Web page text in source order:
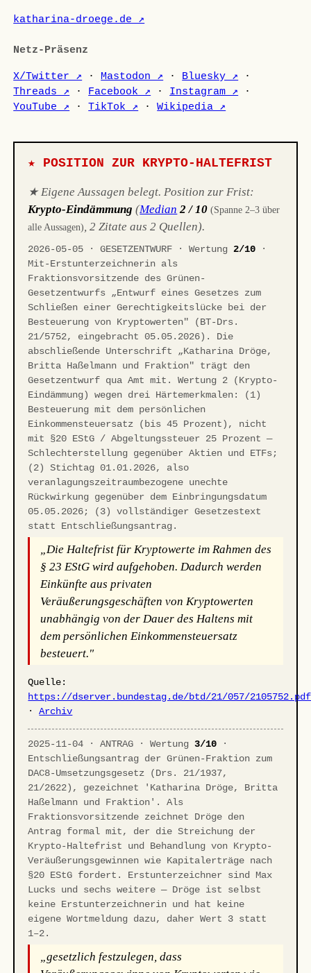
katharina-droege.de ↗
Netz-Präsenz
X/Twitter ↗ · Mastodon ↗ · Bluesky ↗ ·
Threads ↗ · Facebook ↗ · Instagram ↗ ·
YouTube ↗ ·TikTok ↗ ·Wikipedia ↗
★ POSITION ZUR KRYPTO-HALTEFRIST
★ Eigene Aussagen belegt. Position zur Frist:
Krypto-Eindämmung (Median 2 / 10 (Spanne 2–3 über
alle Aussagen), 2 Zitate aus 2 Quellen).
2026-05-05 · GESETZENTWURF · Wertung2/10 ·
Mit-Erstunterzeichnerin als
Fraktionsvorsitzende des Grünen-
Gesetzentwurfs „Entwurf eines Gesetzes zum
Schließen einer Gerechtigkeitslücke bei der
Besteuerung von Kryptowerten" (BT-Drs.
21/5752, eingebracht 05.05.2026). Die
abschließende Unterschrift „Katharina Dröge,
Britta Haßelmann und Fraktion" trägt den
Gesetzentwurf qua Amt mit. Wertung 2 (Krypto-
Eindämmung) wegen drei Härtemerkmalen: (1)
Besteuerung mit dem persönlichen
Einkommensteuersatz (bis 45 Prozent), nicht
mit §20 EStG / Abgeltungssteuer 25 Prozent —
Schlechterstellung gegenüber Aktien und ETFs;
(2) Stichtag 01.01.2026, also
veranlagungszeitraumbezogene unechte
Rückwirkung gegenüber dem Einbringungsdatum
05.05.2026; (3) vollständiger Gesetzestext
statt Entschließungsantrag.
„Die Haltefrist für Kryptowerte im Rahmen des
§ 23 EStG wird aufgehoben. Dadurch werden
Einkünfte aus privaten
Veräußerungsgeschäften von Kryptowerten
unabhängig von der Dauer des Haltens mit
dem persönlichen Einkommensteuersatz
besteuert."
Quelle:
https://dserver.bundestag.de/btd/21/057/2105752.pdf
·Archiv
2025-11-04 · ANTRAG · Wertung3/10 ·
Entschließungsantrag der Grünen-Fraktion zum
DAC8-Umsetzungsgesetz (Drs. 21/1937,
21/2622), gezeichnet 'Katharina Dröge, Britta
Haßelmann und Fraktion'. Als
Fraktionsvorsitzende zeichnet Dröge den
Antrag formal mit, der die Streichung der
Krypto-Haltefrist und Behandlung von Krypto-
Veräußerungsgewinnen wie Kapitalerträge nach
§20 EStG fordert. Erstunterzeichner sind Max
Lucks und sechs weitere — Dröge ist selbst
keine Erstunterzeichnerin und hat keine
eigene Wortmeldung dazu, daher Wert 3 statt
1–2.
„gesetzlich festzulegen, dass